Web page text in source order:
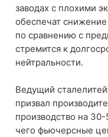
заводах с плохими
обеспечат снижение
по сравнению с
стремится к
нейтральности.
Ведущий
призвал
производство на 30-
чего фьючерсные